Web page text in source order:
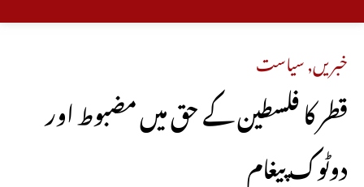
خبریں,سیاست
قطر کا فلسطین کے حق میں مضبوط اور
دوٹوک پیغام